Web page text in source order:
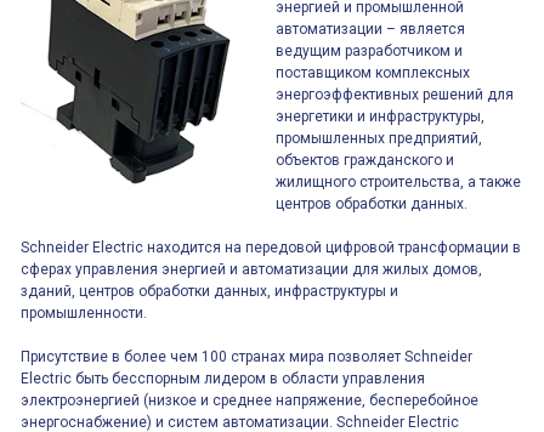
энергией и промышленной
автоматизации – является
ведущим разработчиком и
поставщиком комплексных
энергоэффективных решений для
энергетики и инфраструктуры,
промышленных предприятий,
объектов гражданского и
жилищного строительства, а также
центров обработки данных.
Schneider Electric находится на передовой цифровой трансформации в
сферах управления энергией и автоматизации для жилых домов,
зданий, центров обработки данных, инфраструктуры и
промышленности.
Присутствие в более чем 100 странах мира позволяет Schneider
Electric быть бесспорным лидером в области управления
электроэнергией (низкое и среднее напряжение, бесперебойное
энергоснабжение) и систем автоматизации. Schneider Electric